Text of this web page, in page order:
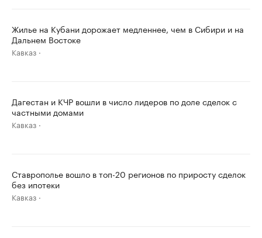
Жилье на Кубани дорожает медленнее, чем в Сибири и на
Дальнем Востоке
Кавказ
Дагестан и КЧР вошли в число лидеров по доле сделок с
частными домами
Кавказ
Ставрополье вошло в топ-20 регионов по приросту сделок
без ипотеки
Кавказ